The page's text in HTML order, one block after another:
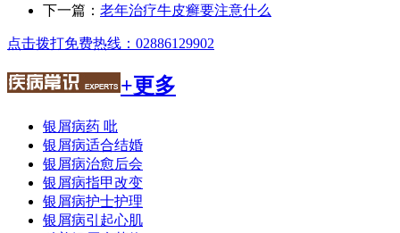
下一篇： 老年治疗牛皮癣要注意什么
点击拨打免费热线：02886129902
+更多
银屑病药 吡
银屑病适合结婚
银屑病治愈后会
银屑病指甲改变
银屑病护士护理
银屑病引起心肌